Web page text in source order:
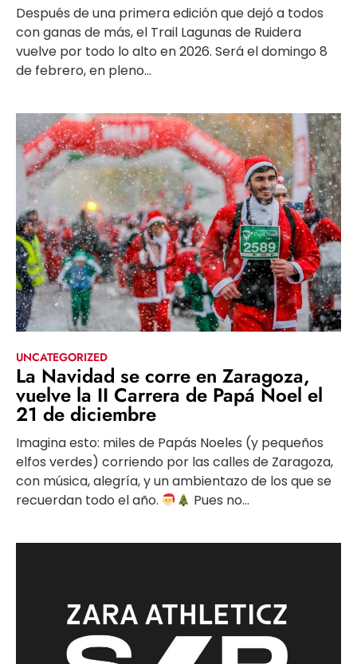
Después de una primera edición que dejó a todos
con ganas de más, el Trail Lagunas de Ruidera
vuelve por todo lo alto en 2026. Será el domingo 8
de febrero, en pleno...
UNCATEGORIZED
La Navidad se corre en Zaragoza,
vuelve la II Carrera de Papá Noel el
21 de diciembre
Imagina esto: miles de Papás Noeles (y pequeños
elfos verdes) corriendo por las calles de Zaragoza,
con música, alegría, y un ambientazo de los que se
recuerdan todo el año.
Pues no...